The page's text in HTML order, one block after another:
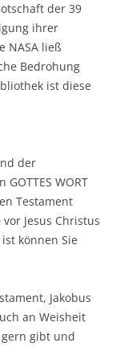
der 39
ihrer
NASA ließ
Bedrohung
ist diese
der
WORT
Testament
Jesus Christus
können Sie
Jakobus
an Weisheit
gibt und